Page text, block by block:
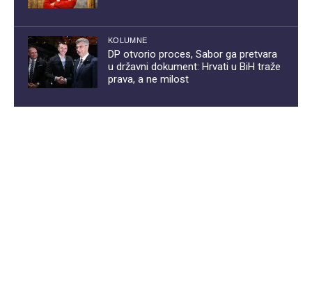
KOLUMNE
DP otvorio proces, Sabor ga pretvara
u državni dokument: Hrvati u BiH traže
prava, a ne milost